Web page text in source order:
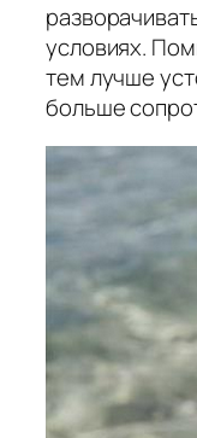
условиях.
тем лучше
больше